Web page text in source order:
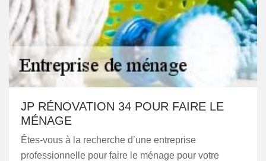
JP RÉNOVATION 34 POUR FAIRE LE
MÉNAGE
Êtes-vous à la recherche d’une entreprise
professionnelle pour faire le ménage pour votre